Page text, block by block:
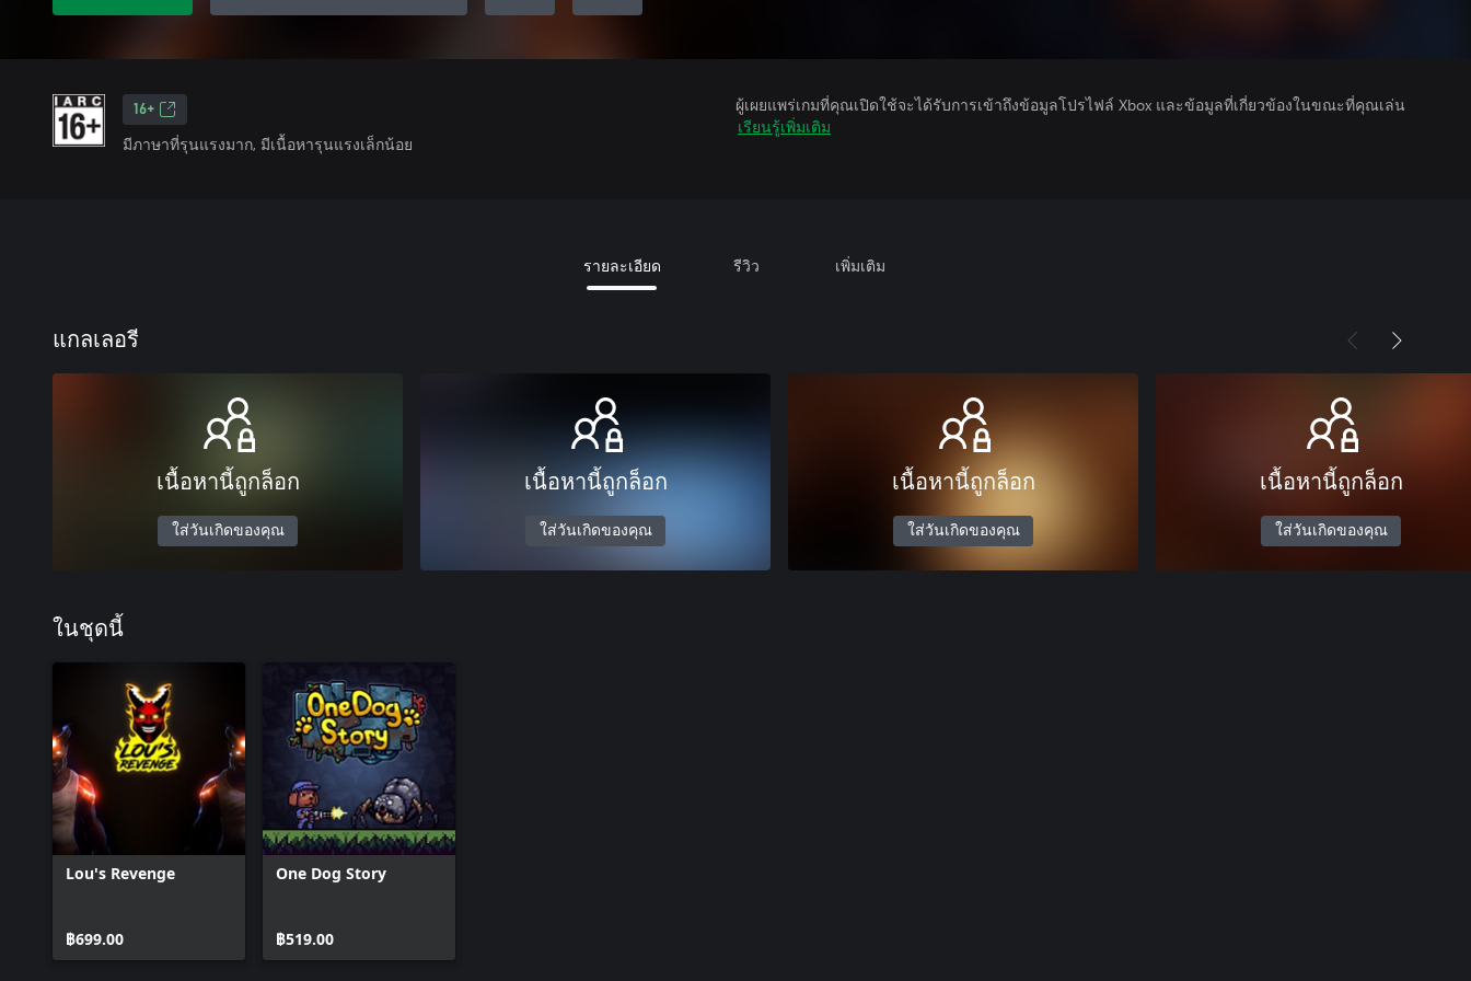
16+
มีภาษาที่รุนแรงมาก, มีเนื้อหารุนแรงเล็กน้อย
ผู้เผยแพร่เกมที่คุณเปิดใช้จะได้รับการเข้าถึงข้อมูลโปรไฟล์ Xbox และข้อมูลที่เกี่ยวข้องในขณะที่คุณเล่น
เรียนรู้เพิ่มเติม
รายละเอียด รีวิว เพิ่มเติม
แกลเลอรี
เนื้อหานี้ถูกล็อก
ใส่วันเกิดของคุณ
เนื้อหานี้ถูกล็อก
ใส่วันเกิดของคุณ
เนื้อหานี้ถูกล็อก
ใส่วันเกิดของคุณ
เนื้อหานี้ถูกล็อก
ใส่วันเกิดของคุณ
ในชุดนี้
Lou's Revenge
฿699.00
One Dog Story
฿519.00